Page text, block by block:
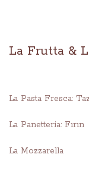
La Frutta &
La Pasta Fresca:
La Panetteria: Fırın
La Mozzarella